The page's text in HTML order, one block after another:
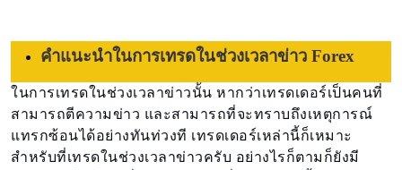
คำแนะนำในการเทรดในช่วงเวลาข่าว Forex
ในการเทรดในช่วงเวลาข่าวนั้น หากว่าเทรดเดอร์เป็นคนที่
สามารถตีความข่าว และสามารถที่จะทราบถึงเหตุการณ์
แทรกซ้อนได้อย่างทันท่วงที เทรดเดอร์เหล่านี้ก็เหมาะ
สำหรับที่เทรดในช่วงเวลาข่าวครับ อย่างไรก็ตามก็ยังมี